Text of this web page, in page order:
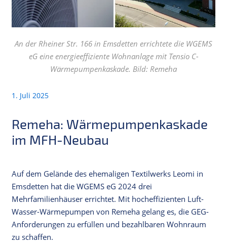
An der Rheiner Str. 166 in Emsdetten errichtete die WGEMS
eG eine energieeffiziente Wohnanlage mit Tensio C-
Wärmepumpenkaskade. Bild: Remeha
1. Juli 2025
Remeha: Wärmepumpenkaskade
im MFH-Neubau
Auf dem Gelände des ehemaligen Textilwerks Leomi in
Emsdetten hat die WGEMS eG 2024 drei
Mehrfamilienhäuser errichtet. Mit hocheffizienten Luft-
Wasser-Wärmepumpen von Remeha gelang es, die GEG-
Anforderungen zu erfüllen und bezahlbaren Wohnraum
zu schaffen.